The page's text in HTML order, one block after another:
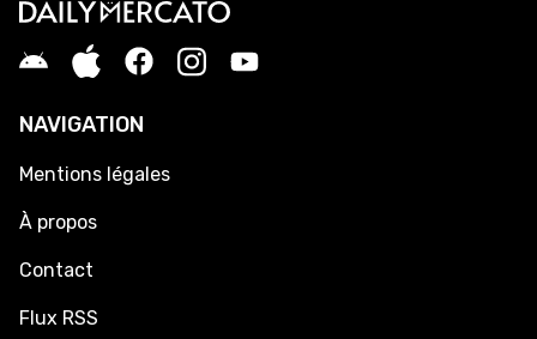
NAVIGATION
Mentions légales
À propos
Contact
Flux RSS